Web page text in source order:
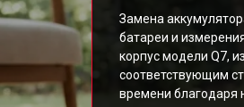
Замена
батареи и
корпус модели Q7,
соответствующим
времени благодаря